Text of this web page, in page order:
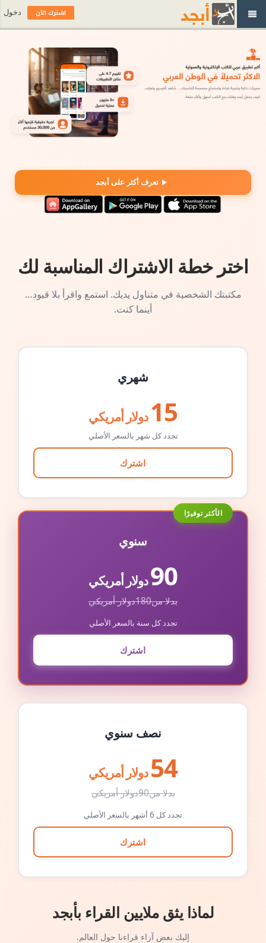
تعرف أكثر على أبجد
اختر خطة الاشتراك المناسبة لك
مكتبتك الشخصية في متناول يديك. استمع واقرأ بلا قيود…
أينما كنت.
شهري
15 دولار أمريكي
تجدد كل شهر بالسعر الأصلي
اشترك
الأكثر توفيرًا
سنوي
90دولار أمريكي
بدلا من180دولار أمريكي
تجدد كل سنة بالسعر الأصلي
اشترك
نصف سنوي
54 دولار أمريكي
بدلا من90دولار أمريكي
تجدد كل 6 أشهر بالسعر الأصلي
اشترك
لماذا يثق ملايين القراء بأبجد
إليك بعض آراء قراءنا حول العالم.
اشترك الآن دخول